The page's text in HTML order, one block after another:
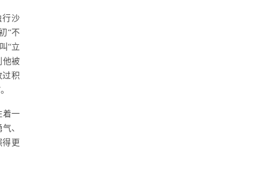
行沙
“不
“立
他被
过积
着一
、
得更